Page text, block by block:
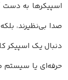
دست آورد.
بلکه دوام بالا و
کامپیوتر برای
صوتی خانگی،